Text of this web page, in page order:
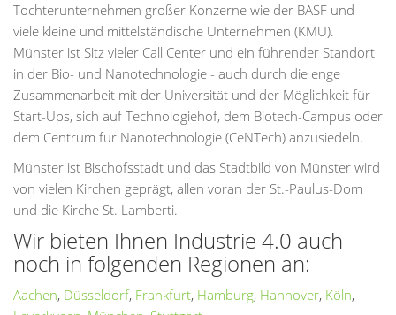
Tochterunternehmen großer Konzerne wie der BASF und
viele kleine und mittelständische Unternehmen (KMU).
Münster ist Sitz vieler Call Center und ein führender Standort
in der Bio- und Nanotechnologie - auch durch die enge
Zusammenarbeit mit der Universität und der Möglichkeit für
Start-Ups, sich auf Technologiehof, dem Biotech-Campus oder
dem Centrum für Nanotechnologie (CeNTech) anzusiedeln.
Münster ist Bischofsstadt und das Stadtbild von Münster wird
von vielen Kirchen geprägt, allen voran der St.-Paulus-Dom
und die Kirche St. Lamberti.
Wir bieten Ihnen Industrie 4.0 auch
noch in folgenden Regionen an:
Aachen, Düsseldorf, Frankfurt, Hamburg, Hannover, Köln,